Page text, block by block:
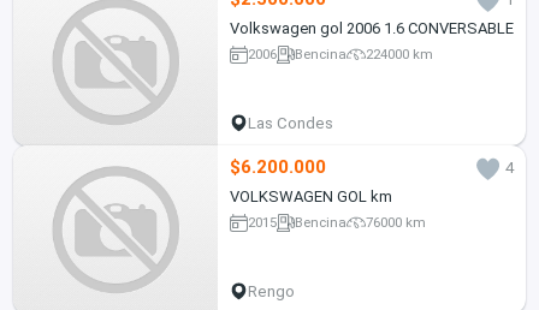
Volkswagen gol 2006 1.6 CONVERSABLE
2006 Bencina 224000 km
Las Condes
$6.200.000
4
VOLKSWAGEN GOL km
2015 Bencina 76000 km
Rengo